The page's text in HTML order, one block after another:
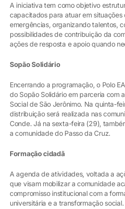
A iniciativa tem como objetivo
capacitados para atuar em
emergências, organizando talentos,
possibilidades de contribuição da
ações de resposta e apoio quando
Sopão Solidário
Encerrando a programação, o Polo
do Sopão Solidário em parceria com
Social de São Jerônimo. Na quinta-
distribuição será realizada nas
Conde. Já na sexta-feira (29),
a comunidade do Passo da Cruz.
Formação cidadã
A agenda de atividades, voltada a
que visam mobilizar a comunidade
compromisso institucional com a
universitária e a transformação social.